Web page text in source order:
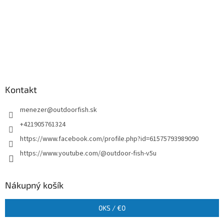
Kontakt
menezer@outdoorfish.sk
+421905761324
https://www.facebook.com/profile.php?id=61575793989090
https://www.youtube.com/@outdoor-fish-v5u
Nákupný košík
0KS /€0